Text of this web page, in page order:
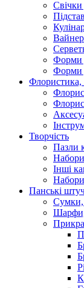
Свічки
Форми
Форми
Флористика,
Творчість
Пазли
Інші
Набори
Панські
Сумки,